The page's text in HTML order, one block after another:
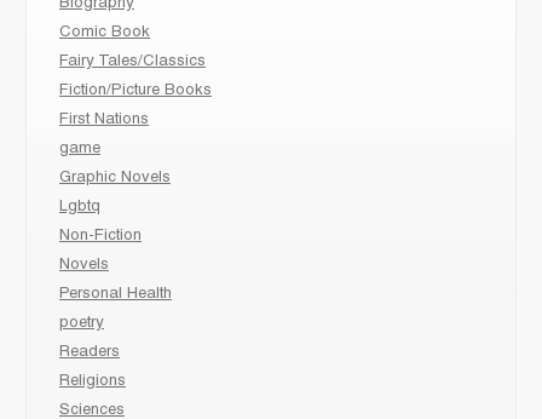
Biography
Comic Book
Fairy Tales/Classics
Fiction/Picture Books
First Nations
game
Graphic Novels
Lgbtq
Non-Fiction
Novels
Personal Health
poetry
Readers
Religions
Sciences